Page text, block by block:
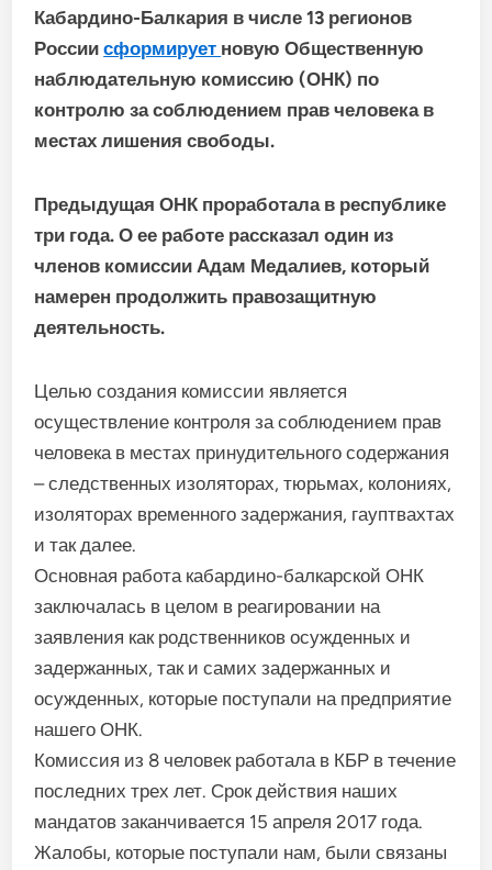
Кабардино-Балкария в числе 13 регионов
Россиисформирует новую Общественную
наблюдательную комиссию (ОНК) по
контролю за соблюдением прав человека в
местах лишения свободы.
Предыдущая ОНК проработала в республике
три года. О ее работе рассказал один из
членов комиссии Адам Медалиев, который
намерен продолжить правозащитную
деятельность.
Целью создания комиссии является
осуществление контроля за соблюдением прав
человека в местах принудительного содержания
– следственных изоляторах, тюрьмах, колониях,
изоляторах временного задержания, гауптвахтах
и так далее.
Основная работа кабардино-балкарской ОНК
заключалась в целом в реагировании на
заявления как родственников осужденных и
задержанных, так и самих задержанных и
осужденных, которые поступали на предприятие
нашего ОНК.
Комиссия из 8 человек работала в КБР в течение
последних трех лет. Срок действия наших
мандатов заканчивается 15 апреля 2017 года.
Жалобы, которые поступали нам, были связаны